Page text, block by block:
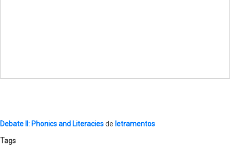
Debate II: Phonics and Literaciesde letramentos
Tags